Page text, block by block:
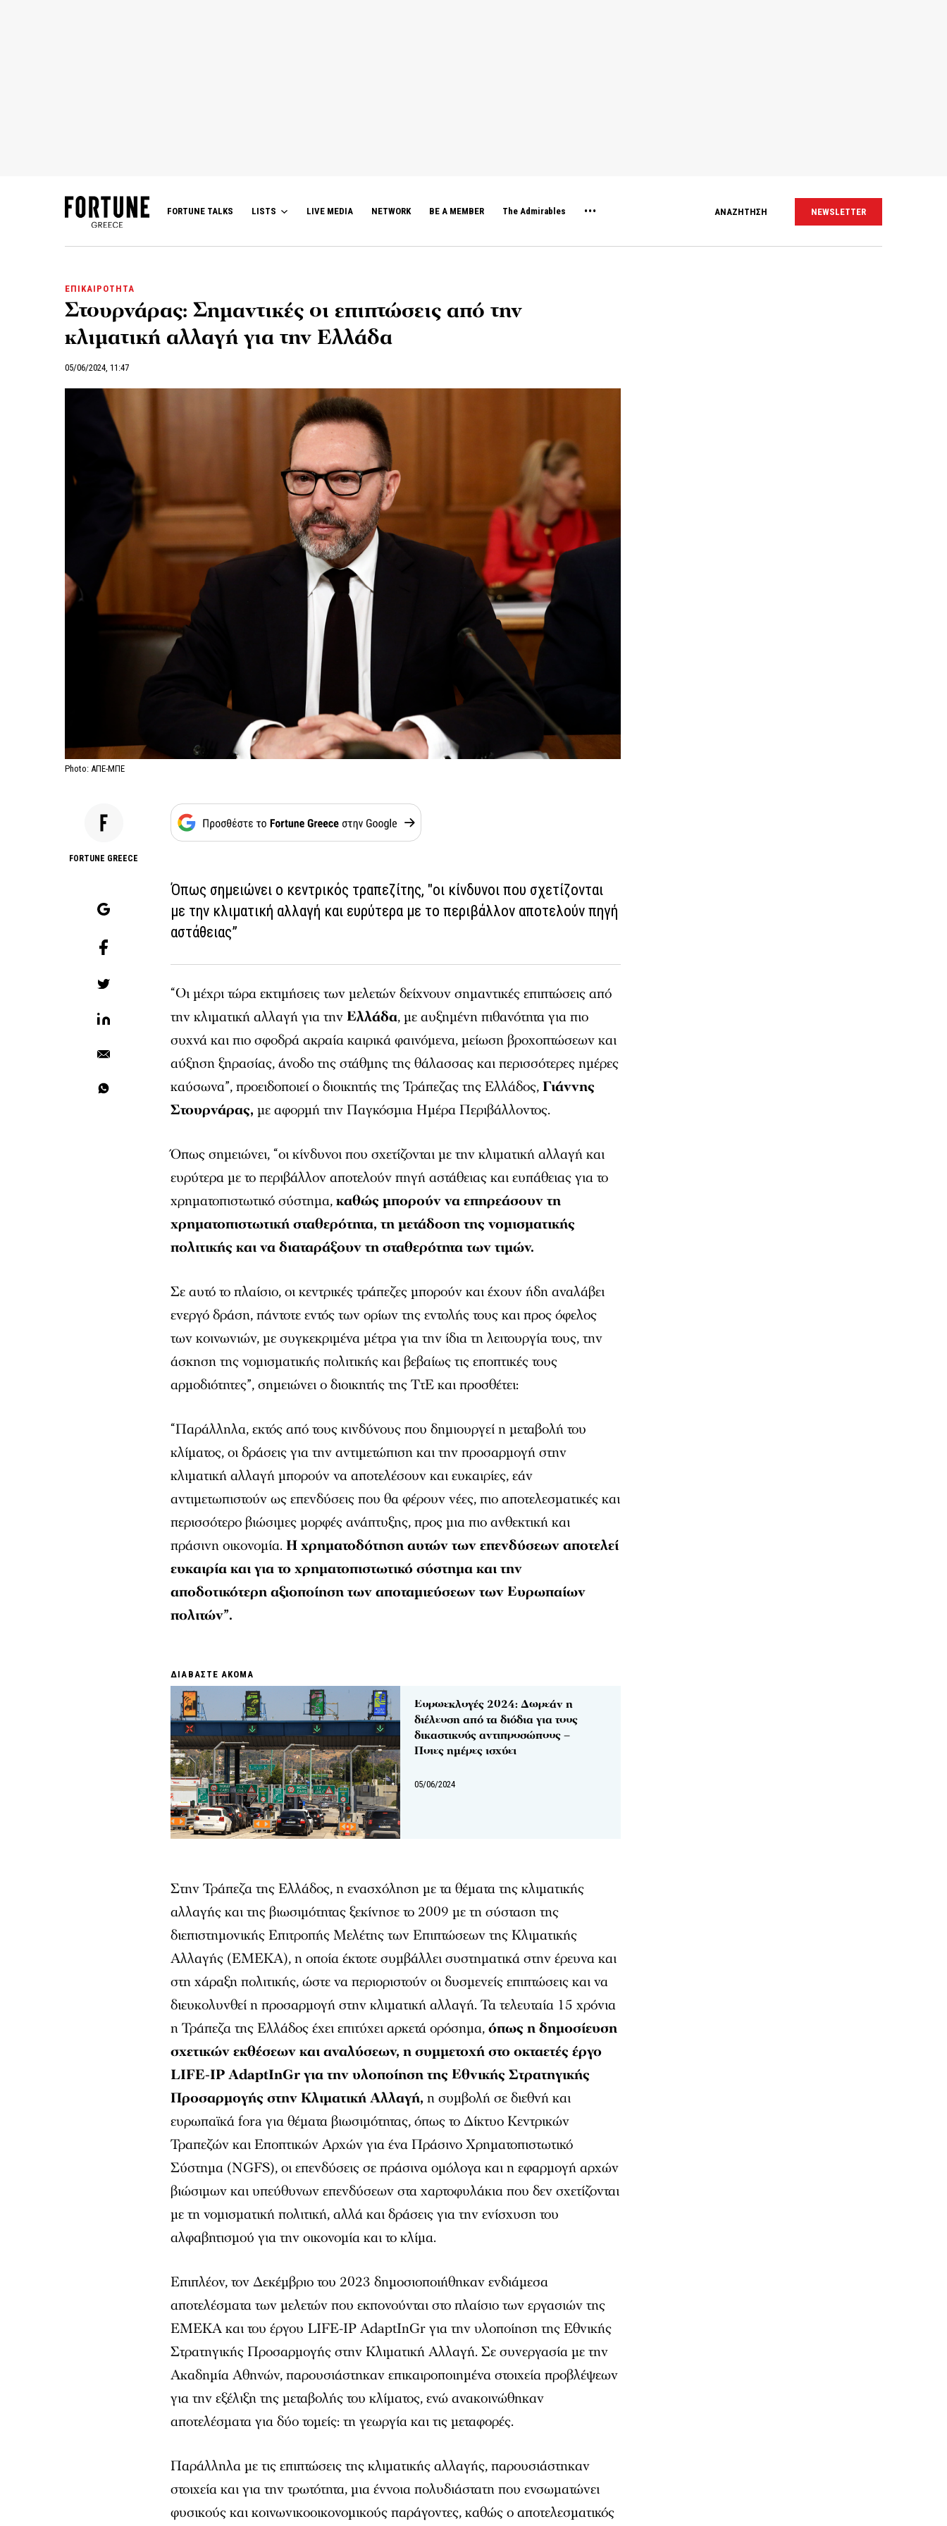
FORTUNE TALKS LISTS LIVE MEDIA NETWORK BE A MEMBER The Admirables ΑΝΑΖΗΤΗΣΗ NEWSLETTER
ΕΠΙΚΑΙΡΟΤΗΤΑ
Στουρνάρας: Σημαντικές οι επιπτώσεις από την
κλιματική αλλαγή για την Ελλάδα
05/06/2024, 11:47
Photo: ΑΠΕ-ΜΠΕ
FORTUNE GREECE
Όπως σημειώνει ο κεντρικός τραπεζίτης, "οι κίνδυνοι που σχετίζονται
με την κλιματική αλλαγή και ευρύτερα με το περιβάλλον αποτελούν πηγή
αστάθειας”
“Οι μέχρι τώρα εκτιμήσεις των μελετών δείχνουν σημαντικές επιπτώσεις από
την κλιματική αλλαγή για τηνΕλλάδα, με αυξημένη πιθανότητα για πιο
συχνά και πιο σφοδρά ακραία καιρικά φαινόμενα, μείωση βροχοπτώσεων και
αύξηση ξηρασίας, άνοδο της στάθμης της θάλασσας και περισσότερες ημέρες
καύσωνα”, προειδοποιεί ο διοικητής της Τράπεζας της Ελλάδος,Γιάννης
Στουρνάρας, με αφορμή την Παγκόσμια Ημέρα Περιβάλλοντος.
Όπως σημειώνει, “οι κίνδυνοι που σχετίζονται με την κλιματική αλλαγή και
ευρύτερα με το περιβάλλον αποτελούν πηγή αστάθειας και ευπάθειας για το
χρηματοπιστωτικό σύστημα,καθώς μπορούν να επηρεάσουν τη
χρηματοπιστωτική σταθερότητα, τη μετάδοση της νομισματικής
πολιτικής και να διαταράξουν τη σταθερότητα των τιμών.
Σε αυτό το πλαίσιο, οι κεντρικές τράπεζες μπορούν και έχουν ήδη αναλάβει
ενεργό δράση, πάντοτε εντός των ορίων της εντολής τους και προς όφελος
των κοινωνιών, με συγκεκριμένα μέτρα για την ίδια τη λειτουργία τους, την
άσκηση της νομισματικής πολιτικής και βεβαίως τις εποπτικές τους
αρμοδιότητες”, σημειώνει ο διοικητής της ΤτΕ και προσθέτει:
“Παράλληλα, εκτός από τους κινδύνους που δημιουργεί η μεταβολή του
κλίματος, οι δράσεις για την αντιμετώπιση και την προσαρμογή στην
κλιματική αλλαγή μπορούν να αποτελέσουν και ευκαιρίες, εάν
αντιμετωπιστούν ως επενδύσεις που θα φέρουν νέες, πιο αποτελεσματικές και
περισσότερο βιώσιμες μορφές ανάπτυξης, προς μια πιο ανθεκτική και
πράσινη οικονομία.H χρηματοδότηση αυτών των επενδύσεων αποτελεί
ευκαιρία και για το χρηματοπιστωτικό σύστημα και την
αποδοτικότερη αξιοποίηση των αποταμιεύσεων των Ευρωπαίων
πολιτών”.
ΔΙΑΒΑΣΤΕ ΑΚΟΜΑ
Eυρωεκλογές 2024: Δωρεάν η
διέλευση από τα διόδια για τους
δικαστικούς αντιπροσώπους –
Ποιες ημέρες ισχύει
05/06/2024
Στην Τράπεζα της Ελλάδος, η ενασχόληση με τα θέματα της κλιματικής
αλλαγής και της βιωσιμότητας ξεκίνησε το 2009 με τη σύσταση της
διεπιστημονικής Επιτροπής Μελέτης των Επιπτώσεων της Κλιματικής
Αλλαγής (ΕΜΕΚΑ), η οποία έκτοτε συμβάλλει συστηματικά στην έρευνα και
στη χάραξη πολιτικής, ώστε να περιοριστούν οι δυσμενείς επιπτώσεις και να
διευκολυνθεί η προσαρμογή στην κλιματική αλλαγή. Τα τελευταία 15 χρόνια
η Τράπεζα της Ελλάδος έχει επιτύχει αρκετά ορόσημα,όπως η δημοσίευση
σχετικών εκθέσεων και αναλύσεων, η συμμετοχή στο οκταετές έργο
LIFE-IP AdaptInGr για την υλοποίηση της Εθνικής Στρατηγικής
Προσαρμογής στην Κλιματική Αλλαγή, η συμβολή σε διεθνή και
ευρωπαϊκά fora για θέματα βιωσιμότητας, όπως το Δίκτυο Κεντρικών
Τραπεζών και Εποπτικών Αρχών για ένα Πράσινο Χρηματοπιστωτικό
Σύστημα (NGFS), οι επενδύσεις σε πράσινα ομόλογα και η εφαρμογή αρχών
βιώσιμων και υπεύθυνων επενδύσεων στα χαρτοφυλάκια που δεν σχετίζονται
με τη νομισματική πολιτική, αλλά και δράσεις για την ενίσχυση του
αλφαβητισμού για την οικονομία και το κλίμα.
Επιπλέον, τον Δεκέμβριο του 2023 δημοσιοποιήθηκαν ενδιάμεσα
αποτελέσματα των μελετών που εκπονούνται στο πλαίσιο των εργασιών της
ΕΜΕΚΑ και του έργου LIFE-IP AdaptΙnGr για την υλοποίηση της Εθνικής
Στρατηγικής Προσαρμογής στην Κλιματική Αλλαγή. Σε συνεργασία με την
Ακαδημία Αθηνών, παρουσιάστηκαν επικαιροποιημένα στοιχεία προβλέψεων
για την εξέλιξη της μεταβολής του κλίματος, ενώ ανακοινώθηκαν
αποτελέσματα για δύο τομείς: τη γεωργία και τις μεταφορές.
Παράλληλα με τις επιπτώσεις της κλιματικής αλλαγής, παρουσιάστηκαν
στοιχεία και για την τρωτότητα, μια έννοια πολυδιάστατη που ενσωματώνει
φυσικούς και κοινωνικοοικονομικούς παράγοντες, καθώς ο αποτελεσματικός